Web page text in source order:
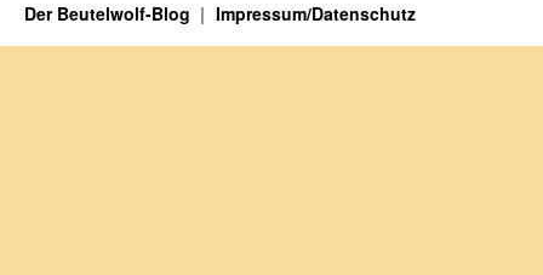
Der Beutelwolf-Blog Impressum/Datenschutz